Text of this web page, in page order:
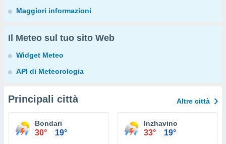
Maggiori informazioni
Il Meteo sul tuo sito Web
Widget Meteo
API di Meteorologia
Principali città Altre città
Bondari
30° 19°
Inzhavino
33° 19°